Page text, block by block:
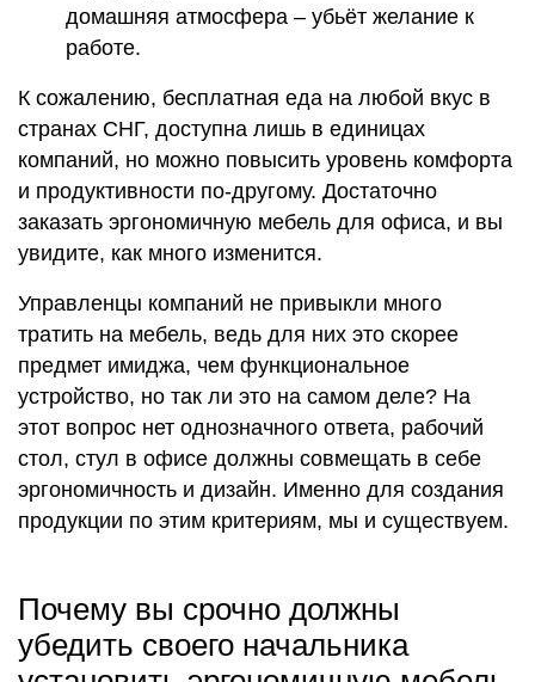
домашняя атмосфера – убьёт желание к
работе.
К сожалению, бесплатная еда на любой вкус в
странах СНГ, доступна лишь в единицах
компаний, но можно повысить уровень комфорта
и продуктивности по-другому. Достаточно
заказать эргономичную мебель для офиса, и вы
увидите, как много изменится.
Управленцы компаний не привыкли много
тратить на мебель, ведь для них это скорее
предмет имиджа, чем функциональное
устройство, но так ли это на самом деле? На
этот вопрос нет однозначного ответа, рабочий
стол, стул в офисе должны совмещать в себе
эргономичность и дизайн. Именно для создания
продукции по этим критериям, мы и существуем.
Почему вы срочно должны
убедить своего начальника